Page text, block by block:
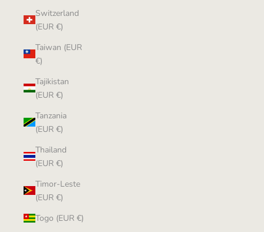
Switzerland
(EUR €)
Taiwan (EUR
€)
Tajikistan
(EUR €)
Tanzania
(EUR €)
Thailand
(EUR €)
Timor-Leste
(EUR €)
Togo (EUR €)